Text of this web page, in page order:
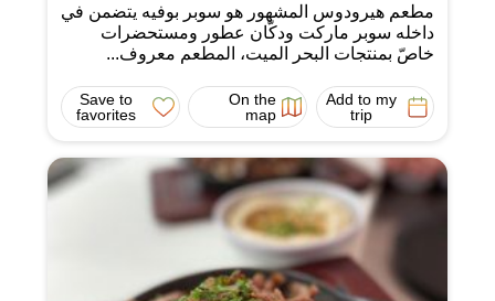
مطعم هيرودوس المشهور هو سوبر بوفيه يتضمن في
داخله سوبر ماركت ودكّان عطور ومستحضرات
خاصّ بمنتجات البحر الميت، المطعم معروف...
Add to my
trip
On the
map
Save to
favorites